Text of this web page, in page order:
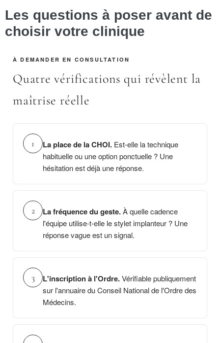
Les questions à poser avant de
choisir votre clinique
À DEMANDER EN CONSULTATION
Quatre vérifications qui révèlent la
maîtrise réelle
La place de la CHOI. Est-elle la technique
habituelle ou une option ponctuelle ? Une
hésitation est déjà une réponse.
La fréquence du geste.À quelle cadence
l'équipe utilise-t-elle le stylet implanteur ? Une
réponse vague est un signal.
L'inscription à l'Ordre.Vérifiable publiquement
sur l'annuaire du Conseil National de l'Ordre des
Médecins.